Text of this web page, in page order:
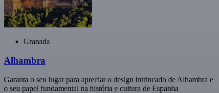
Granada
Alhambra
Garanta o seu lugar para apreciar o design intrincado de Alhambra e
o seu papel fundamental na história e cultura de Espanha